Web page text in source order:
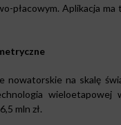
płacowym. Aplikacja
nowatorskie na skalę
wieloetapowej
mln zł.